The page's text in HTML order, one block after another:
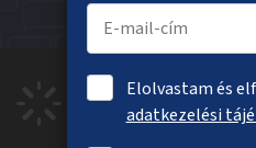
Elolvastam és
adatkezelési